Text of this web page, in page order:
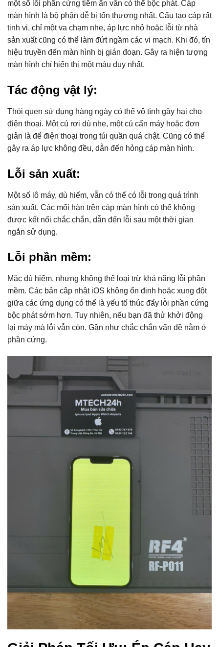
một số lỗi phần cứng tiềm ẩn vẫn có thể bộc phát. Cáp
màn hình là bộ phận dễ bị tổn thương nhất. Cấu tạo cáp rất
tinh vi, chỉ một va chạm nhẹ, áp lực nhỏ hoặc lỗi từ nhà
sản xuất cũng có thể làm đứt ngầm các vi mạch. Khi đó, tín
hiệu truyền đến màn hình bị gián đoạn. Gây ra hiện tượng
màn hình chỉ hiển thị một màu duy nhất.
Tác động vật lý:
Thói quen sử dụng hàng ngày có thể vô tình gây hại cho
điện thoại. Một cú rơi dù nhẹ, một cú cấn máy hoặc đơn
giản là để điện thoại trong túi quần quá chật. Cũng có thể
gây ra áp lực không đều, dẫn đến hỏng cáp màn hình.
Lỗi sản xuất:
Một số lô máy, dù hiếm, vẫn có thể có lỗi trong quá trình
sản xuất. Các mối hàn trên cáp màn hình có thể không
được kết nối chắc chắn, dẫn đến lỗi sau một thời gian
ngắn sử dụng.
Lỗi phần mềm:
Mặc dù hiếm, nhưng không thể loại trừ khả năng lỗi phần
mềm. Các bản cập nhật iOS không ổn định hoặc xung đột
giữa các ứng dụng có thể là yếu tố thúc đẩy lỗi phần cứng
bộc phát sớm hơn. Tuy nhiên, nếu bạn đã thử khởi động
lại máy mà lỗi vẫn còn. Gần như chắc chắn vấn đề nằm ở
phần cứng.